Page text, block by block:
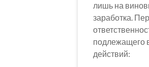
лишь на
заработка.
подлежащего
действий: